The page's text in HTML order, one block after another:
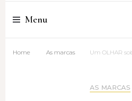
Cristina
Menu
Home As marcas Um OLHAR
AS MARCAS